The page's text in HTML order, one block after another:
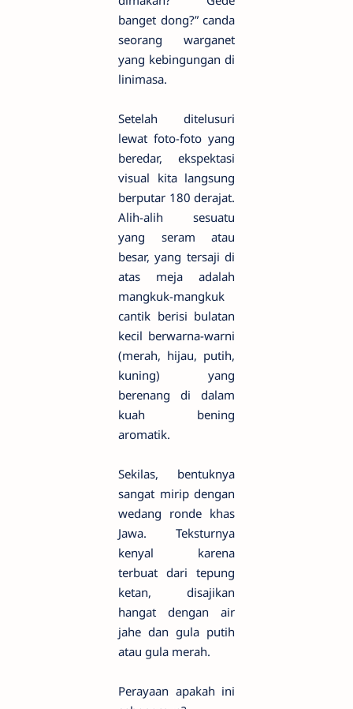
banget dong?” canda
seorang warganet
yang kebingungan di
linimasa.
Setelah ditelusuri
lewat foto-foto yang
beredar, ekspektasi
visual kita langsung
berputar 180 derajat.
Alih-alih sesuatu
yang seram atau
besar, yang tersaji di
atas meja adalah
mangkuk-mangkuk
cantik berisi bulatan
kecil berwarna-warni
(merah, hijau, putih,
kuning) yang
berenang di dalam
kuah bening
aromatik.
Sekilas, bentuknya
sangat mirip dengan
wedang ronde khas
Jawa. Teksturnya
kenyal karena
terbuat dari tepung
ketan, disajikan
hangat dengan air
jahe dan gula putih
atau gula merah.
Perayaan apakah ini